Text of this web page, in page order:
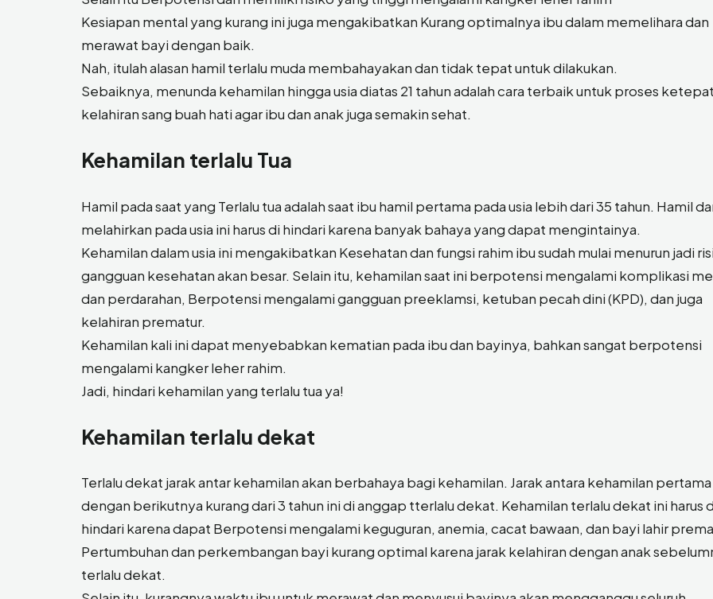
Kesiapan mental yang kurang ini juga mengakibatkan Kurang optimalnya ibu dalam memelihara dan
merawat bayi dengan baik.
Nah, itulah alasan hamil terlalu muda membahayakan dan tidak tepat untuk dilakukan.
Sebaiknya, menunda kehamilan hingga usia diatas 21 tahun adalah cara terbaik untuk proses
kelahiran sang buah hati agar ibu dan anak juga semakin sehat.
Kehamilan terlalu Tua
Hamil pada saat yang Terlalu tua adalah saat ibu hamil pertama pada usia lebih dari 35 tahun. Hamil
melahirkan pada usia ini harus di hindari karena banyak bahaya yang dapat mengintainya.
Kehamilan dalam usia ini mengakibatkan Kesehatan dan fungsi rahim ibu sudah mulai menurun jadi
gangguan kesehatan akan besar. Selain itu, kehamilan saat ini berpotensi mengalami komplikasi
dan perdarahan, Berpotensi mengalami gangguan preeklamsi, ketuban pecah dini (KPD), dan juga
kelahiran prematur.
Kehamilan kali ini dapat menyebabkan kematian pada ibu dan bayinya, bahkan sangat berpotensi
mengalami kangker leher rahim.
Jadi, hindari kehamilan yang terlalu tua ya!
Kehamilan terlalu dekat
Terlalu dekat jarak antar kehamilan akan berbahaya bagi kehamilan. Jarak antara kehamilan pertama
dengan berikutnya kurang dari 3 tahun ini di anggap tterlalu dekat. Kehamilan terlalu dekat ini harus
hindari karena dapat Berpotensi mengalami keguguran, anemia, cacat bawaan, dan bayi lahir
Pertumbuhan dan perkembangan bayi kurang optimal karena jarak kelahiran dengan anak
terlalu dekat.